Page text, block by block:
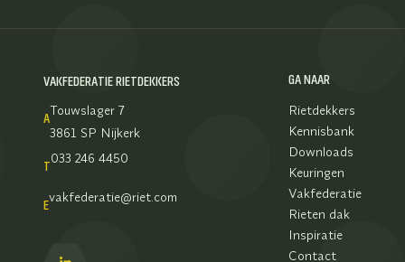
VAKFEDERATIE RIETDEKKERS
ATouwslager 7
3861 SP Nijkerk
T033 246 4450
Evakfederatie@riet.com
GA NAAR
Rietdekkers
Kennisbank
Downloads
Keuringen
Vakfederatie
Rieten dak
Inspiratie
Contact